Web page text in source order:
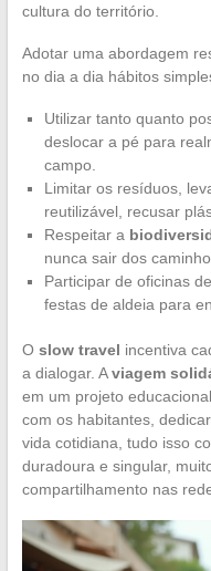
cultura do território.
Adotar uma abordagem
no dia a dia hábitos
Utilizar tanto quanto
deslocar a pé para
campo.
Limitar os resíduos,
reutilizável, recusar
Respeitar a
nunca sair dos
Participar de oficinas
festas de aldeia para
O slow travel incentiva
a dialogar. Aviagem
em um projeto
com os habitantes,
vida cotidiana, tudo isso
duradoura e singular,
compartilhamento nas